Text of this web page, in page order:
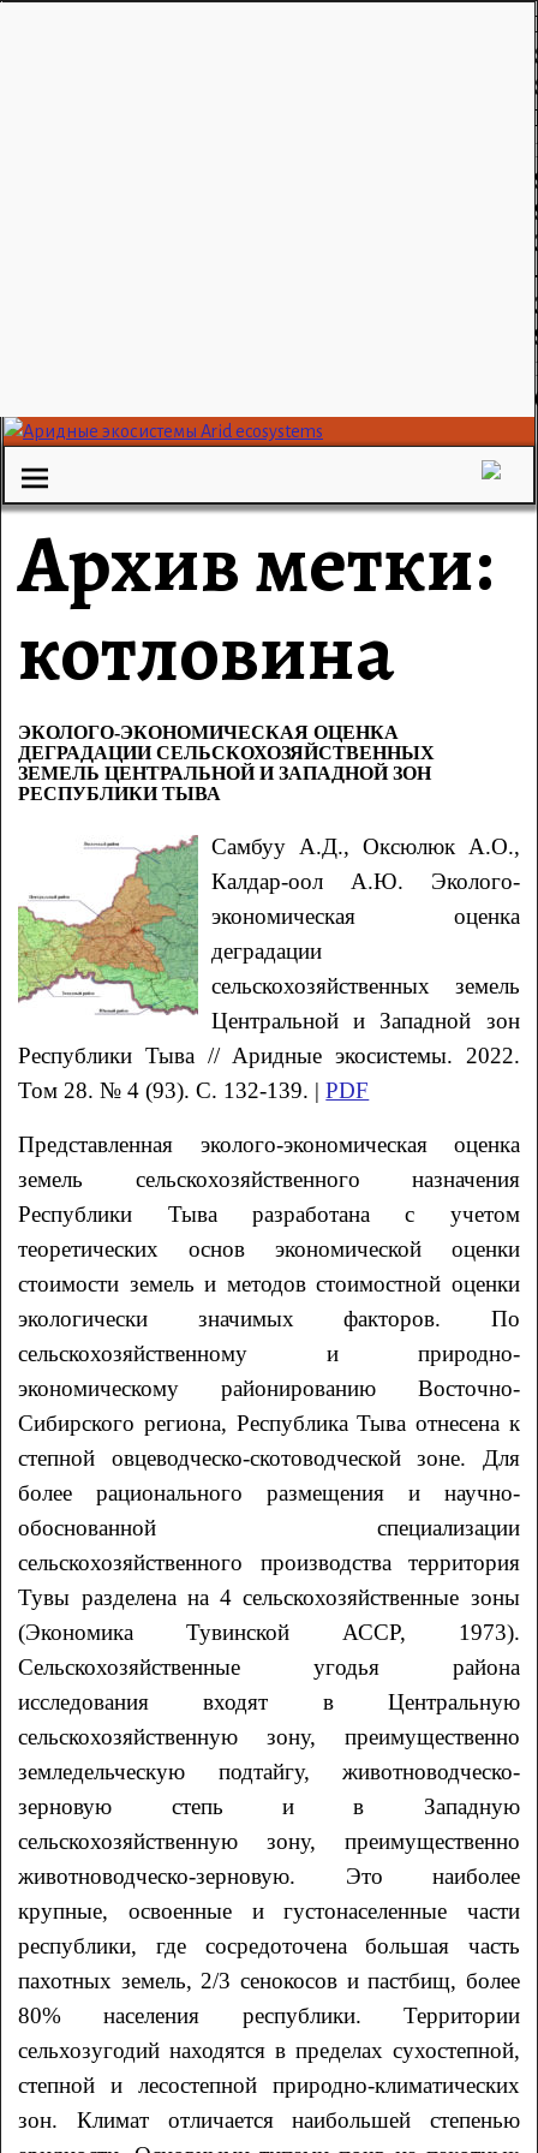
Архив метки:
котловина
ЭКОЛОГО-ЭКОНОМИЧЕСКАЯ ОЦЕНКА
ДЕГРАДАЦИИ СЕЛЬСКОХОЗЯЙСТВЕННЫХ
ЗЕМЕЛЬ ЦЕНТРАЛЬНОЙ И ЗАПАДНОЙ ЗОН
РЕСПУБЛИКИ ТЫВА
Самбуу А.Д., Оксюлюк А.О.,
Калдар-оол А.Ю. Эколого-
экономическая оценка
деградации
сельскохозяйственных земель
Центральной и Западной зон
Республики Тыва // Аридные экосистемы. 2022.
Том 28. № 4 (93). С. 132-139. |PDF
Представленная эколого-экономическая оценка
земель сельскохозяйственного назначения
Республики Тыва разработана с учетом
теоретических основ экономической оценки
стоимости земель и методов стоимостной оценки
экологически значимых факторов. По
сельскохозяйственному и природно-
экономическому районированию Восточно-
Сибирского региона, Республика Тыва отнесена к
степной овцеводческо-скотоводческой зоне. Для
более рационального размещения и научно-
обоснованной специализации
сельскохозяйственного производства территория
Тувы разделена на 4 сельскохозяйственные зоны
(Экономика Тувинской АССР, 1973).
Сельскохозяйственные угодья района
исследования входят в Центральную
сельскохозяйственную зону, преимущественно
земледельческую подтайгу, животноводческо-
зерновую степь и в Западную
сельскохозяйственную зону, преимущественно
животноводческо-зерновую. Это наиболее
крупные, освоенные и густонаселенные части
республики, где сосредоточена большая часть
пахотных земель, 2/3 сенокосов и пастбищ, более
80% населения республики. Территории
сельхозугодий находятся в пределах сухостепной,
степной и лесостепной природно-климатических
зон. Климат отличается наибольшей степенью